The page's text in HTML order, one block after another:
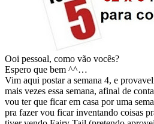
Ooi pessoal, como vão vocês?
Espero que bem ^^…
Vim aqui postar a semana 4, e
mais vezes essa semana, afinal de
vou ter que ficar em casa por uma
pra fazer vou ficar inventando coisas